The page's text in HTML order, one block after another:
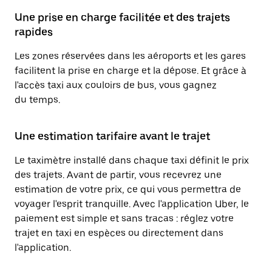
Une prise en charge facilitée et des trajets
rapides
Les zones réservées dans les aéroports et les gares
facilitent la prise en charge et la dépose. Et grâce à
l'accès taxi aux couloirs de bus, vous gagnez
du temps.
Une estimation tarifaire avant le trajet
Le taximètre installé dans chaque taxi définit le prix
des trajets. Avant de partir, vous recevrez une
estimation de votre prix, ce qui vous permettra de
voyager l'esprit tranquille. Avec l'application Uber, le
paiement est simple et sans tracas : réglez votre
trajet en taxi en espèces ou directement dans
l'application.